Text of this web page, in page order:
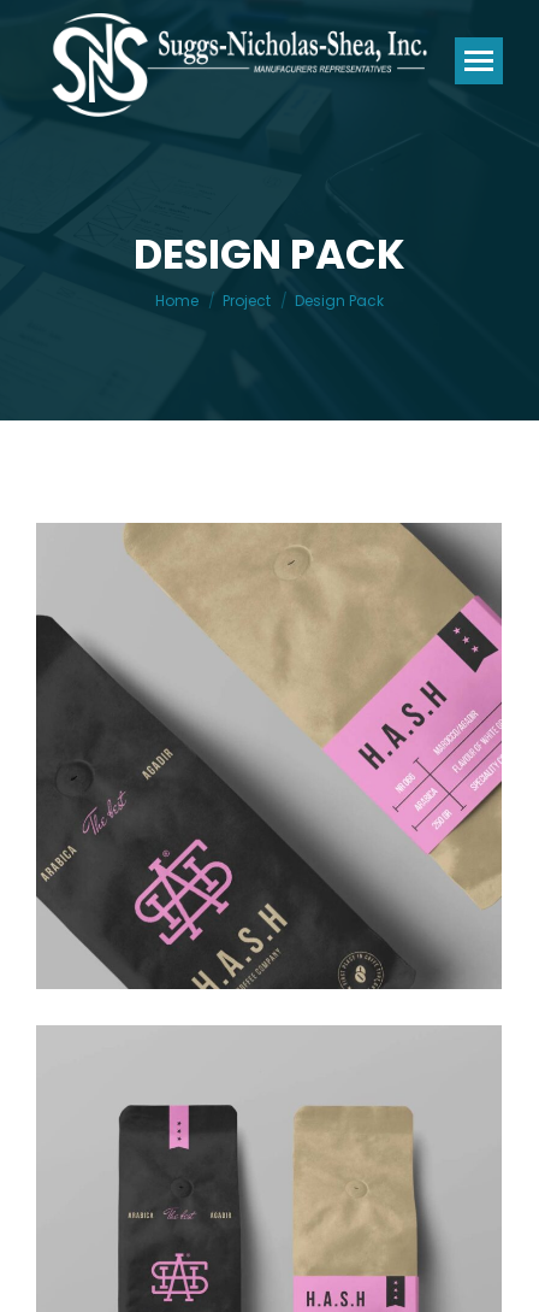
DESIGN PACK
You are here:
Home Project Design Pack